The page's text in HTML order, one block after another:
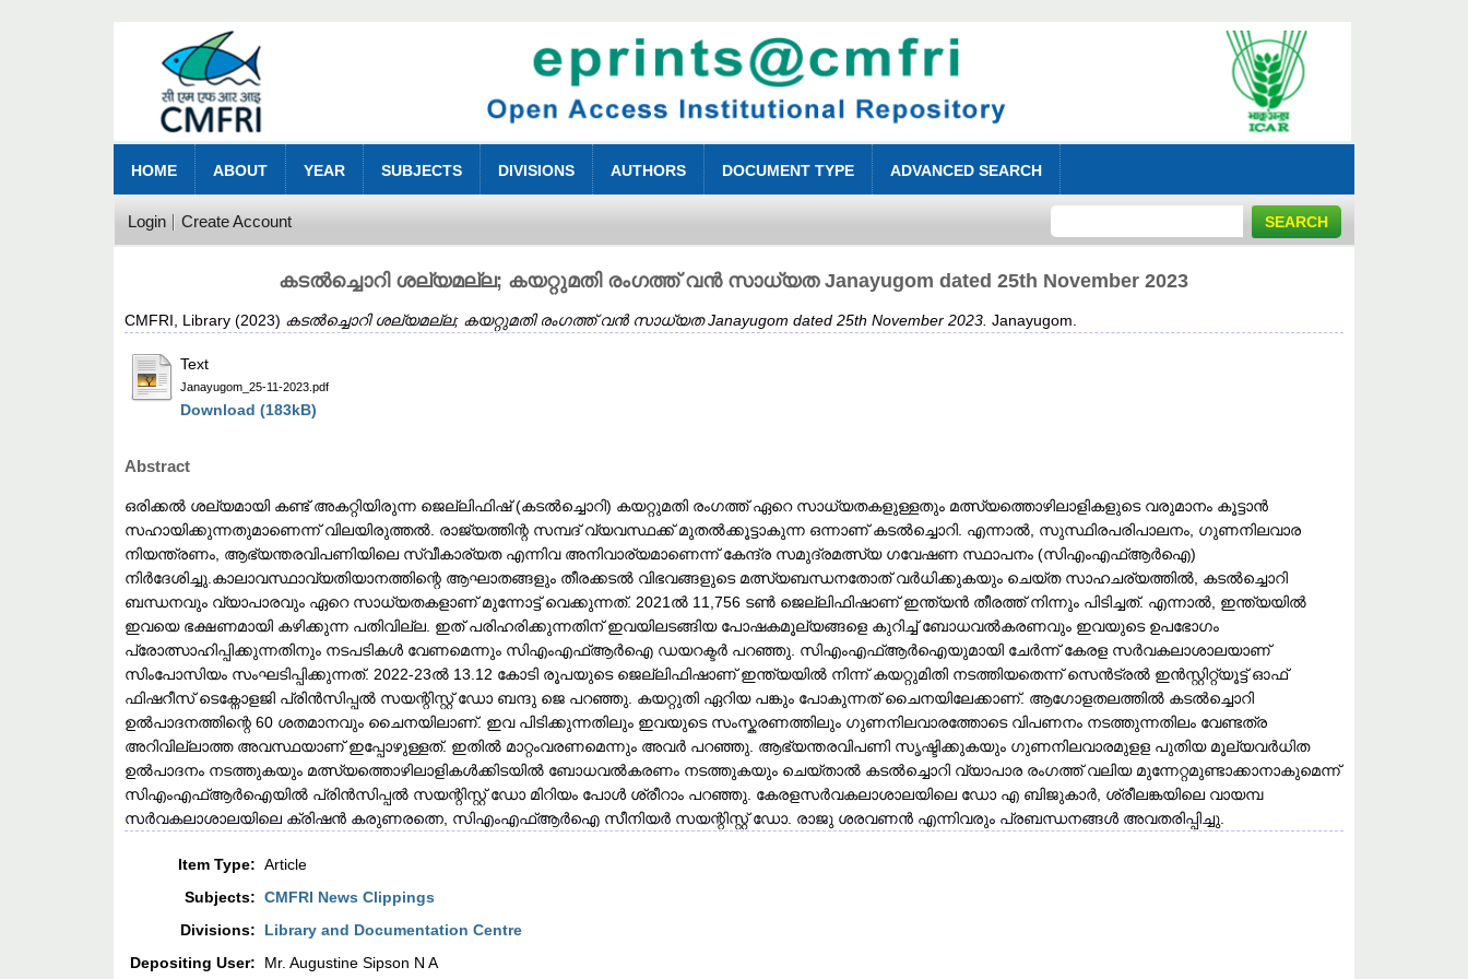
HOME ABOUT YEAR SUBJECTS DIVISIONS AUTHORS DOCUMENT TYPE ADVANCED SEARCH
Login Create Account
കടൽച്ചൊറി ശല്യമല്ല; കയറ്റുമതി രംഗത്ത് വൻ സാധ്യത Janayugom dated 25th November 2023
CMFRI, Library (2023) കടൽച്ചൊറി ശല്യമല്ല; കയറ്റുമതി രംഗത്ത് വൻ സാധ്യത Janayugom dated 25th November 2023. Janayugom.
Text
Janayugom_25-11-2023.pdf
Download (183kB)
Abstract
ഒരിക്കൽ ശല്യമായി കണ്ട് അകറ്റിയിരുന്ന ജെല്ലിഫിഷ് (കടൽച്ചൊറി) കയറ്റുമതി രം​ഗത്ത് ഏറെ സാധ്യതകളുള്ളതും മത്സ്യത്തൊഴിലാളികളുടെ വരുമാനം കൂട്ടാൻ
സഹായിക്കുന്നതുമാണെന്ന് വിലയിരുത്തൽ. രാജ്യത്തിന്റ സമ്പദ് വ്യവസ്ഥക്ക് മുതൽക്കൂട്ടാകുന്ന ഒന്നാണ് കടൽച്ചൊറി. എന്നാൽ, സുസ്ഥിരപരിപാലനം, ​ഗുണനിലവാര
നിയന്ത്രണം, ആഭ്യന്തരവിപണിയിലെ സ്വീകാര്യത എന്നിവ അനിവാര്യമാണെന്ന് കേന്ദ്ര സമുദ്രമത്സ്യ ​ഗവേഷണ സ്ഥാപനം (സിഎംഎഫ്ആർഐ)
നിർദേശിച്ചു.കാലാവസ്ഥാവ്യതിയാനത്തിന്റെ ആഘാതങ്ങളും തീരക്കടൽ വിഭവങ്ങളുടെ മത്സ്യബന്ധനതോത് വർധിക്കുകയും ചെയ്ത സാഹചര്യത്തിൽ, കടൽച്ചൊറി
ബന്ധനവും വ്യാപാരവും ഏറെ സാധ്യതകളാണ് മുന്നോട്ട് വെക്കുന്നത്. 2021ൽ 11,756 ടൺ ജെല്ലിഫിഷാണ് ഇന്ത്യൻ തീരത്ത് നിന്നും പിടിച്ചത്. എന്നാൽ, ഇന്ത്യയിൽ
ഇവയെ ഭക്ഷണമായി കഴിക്കുന്ന പതിവില്ല. ഇത് പരിഹരിക്കുന്നതിന് ഇവയിലടങ്ങിയ പോഷകമൂല്യങ്ങളെ കുറിച്ച് ബോധവൽകരണവും ഇവയുടെ ഉപഭോ​ഗം
പ്രോത്സാഹിപ്പിക്കുന്നതിനും നടപടികൾ വേണമെന്നും സിഎംഎഫ്ആർഐ ഡയറക്ടർ പറഞ്ഞു. സിഎംഎഫ്ആർഐയുമായി ചേർന്ന് കേരള സർവകലാശാലയാണ്
സിംപോസിയം സംഘടിപ്പിക്കുന്നത്. 2022-23ൽ 13.12 കോടി രൂപയുടെ ജെല്ലിഫിഷാണ് ഇന്ത്യയിൽ നിന്ന് കയറ്റുമിതി നടത്തിയതെന്ന് സെൻട്രൽ ഇൻസ്റ്റിറ്റ്യൂട്ട് ഓഫ്
ഫിഷറീസ് ടെക്നോളജി പ്രിൻസിപ്പൽ സയന്റിസ്റ്റ് ഡോ ബന്ദു ജെ പറഞ്ഞു. കയറ്റുതി ഏറിയ പങ്കും പോകുന്നത് ചൈനയിലേക്കാണ്. ആ​ഗോളതലത്തിൽ കടൽച്ചൊറി
ഉൽപാദനത്തിന്റെ 60 ശതമാനവും ചൈനയിലാണ്. ഇവ പിടിക്കുന്നതിലും ഇവയുടെ സംസ്കരണത്തിലും ​ഗുണനിലവാരത്തോടെ വിപണനം നടത്തുന്നതിലം വേണ്ടത്ര
അറിവില്ലാത്ത അവസ്ഥയാണ് ഇപ്പോഴുള്ളത്. ഇതിൽ മാറ്റംവരണമെന്നും അവർ പറഞ്ഞു. ആഭ്യന്തരവിപണി സൃഷ്ടിക്കുകയും ​ഗുണനിലവാരമുളള പുതിയ മൂല്യവർധിത
ഉൽപാദനം നടത്തുകയും മത്സ്യത്തൊഴിലാളികൾക്കിടയിൽ ബോധവൽകരണം നടത്തുകയും ചെയ്താൽ കടൽച്ചൊറി വ്യാപാര രം​ഗത്ത് വലിയ മുന്നേറ്റമുണ്ടാക്കാനാകുമെന്ന്
സിഎംഎഫ്ആർഐയിൽ പ്രിൻസിപ്പൽ സയന്റിസ്റ്റ് ഡോ മിറിയം പോൾ ശ്രീറാം പറഞ്ഞു. കേരളസർവകലാശാലയിലെ ഡോ എ ബിജുകാർ, ശ്രീലങ്കയിലെ വായമ്പ
സർവകലാശാലയിലെ ക്രിഷൻ കരുണരത്നെ, സിഎംഎഫ്ആർഐ സീനിയർ സയന്റിസ്റ്റ് ഡോ. രാജു ശരവണൻ എന്നിവരും പ്രബന്ധനങ്ങൾ അവതരിപ്പിച്ചു.
Item Type: Article
Subjects: CMFRI News Clippings
Divisions:
Library and Documentation Centre
Depositing User:
Mr. Augustine Sipson N A